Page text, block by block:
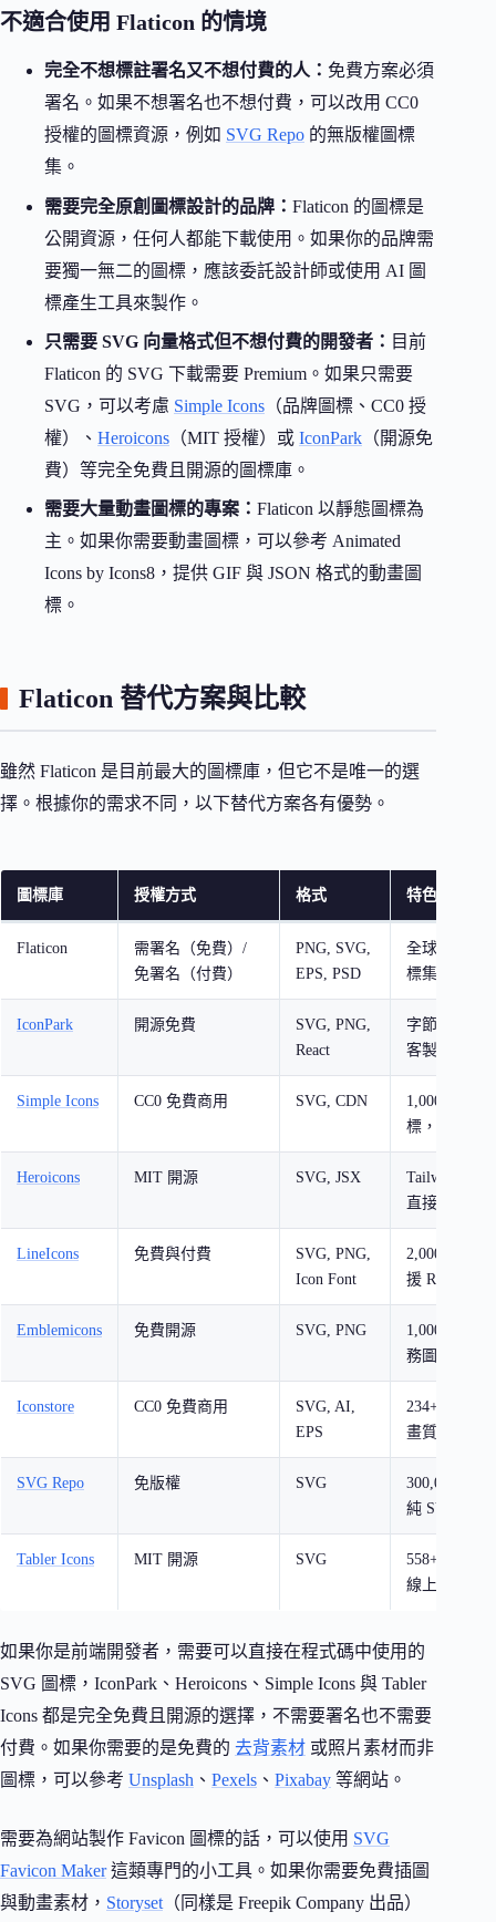
不適合使用 Flaticon 的情境
完全不想標註署名又不想付費的人： 免費方案必須
署名。如果不想署名也不想付費，可以改用 CC0
授權的圖標資源，例如 SVG Repo 的無版權圖標
集。
需要完全原創圖標設計的品牌： Flaticon 的圖標是
公開資源，任何人都能下載使用。如果你的品牌需
要獨一無二的圖標，應該委託設計師或使用 AI 圖
標產生工具來製作。
只需要 SVG 向量格式但不想付費的開發者： 目前
Flaticon 的 SVG 下載需要 Premium。如果只需要
SVG，可以考慮 Simple Icons （品牌圖標、CC0 授
權）、 Heroicons （MIT 授權）或 IconPark （開源免
費）等完全免費且開源的圖標庫。
需要大量動畫圖標的專案： Flaticon 以靜態圖標為
主。如果你需要動畫圖標，可以參考 Animated
Icons by Icons8，提供 GIF 與 JSON 格式的動畫圖
標。
Flaticon 替代方案與比較
雖然 Flaticon 是目前最大的圖標庫，但它不是唯一的選
擇。根據你的需求不同，以下替代方案各有優勢。
圖標庫 授權方式 格式 特色
Flaticon
需署名（免費）/
免署名（付費）
PNG, SVG,
EPS, PSD
全球最大圖
標集風格一
IconPark 開源免費
SVG, PNG,
React
字節跳動出
客製化外觀
Simple Icons CC0 免費商用 SVG, CDN
1,000+ 知名
標，提供
Heroicons MIT 開源 SVG, JSX
Tailwind
直接貼入
LineIcons 免費與付費
SVG, PNG,
Icon Font
2,000+ 線形
援 React
Emblemicons 免費開源 SVG, PNG
1,000+ 產品
務圖標
Iconstore CC0 免費商用
SVG, AI,
EPS
234+ 圖標集
畫質
SVG Repo 免版權 SVG
300,000+ 向
純 SVG
Tabler Icons MIT 開源 SVG
558+ 高品質
線上客製化
如果你是前端開發者，需要可以直接在程式碼中使用的
SVG 圖標，IconPark、Heroicons、Simple Icons 與 Tabler
Icons 都是完全免費且開源的選擇，不需要署名也不需要
付費。如果你需要的是免費的 去背素材 或照片素材而非
圖標，可以參考 Unsplash 、 Pexels 、 Pixabay 等網站。
需要為網站製作 Favicon 圖標的話，可以使用 SVG
Favicon Maker這類專門的小工具。如果你需要免費插圖
與動畫素材， Storyset （同樣是 Freepik Company 出品）